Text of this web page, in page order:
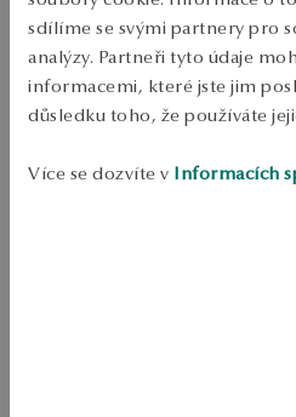
sdílíme se svými partnery pro
analýzy. Partneři tyto údaje
informacemi, které jste jim
důsledku toho, že používáte
Více se dozvíte v Informacích
Ozdova: Kaminky
Styl: inspirrovaný přírodou
Téma: Páv, Salza
Šířka: 0,5 cm